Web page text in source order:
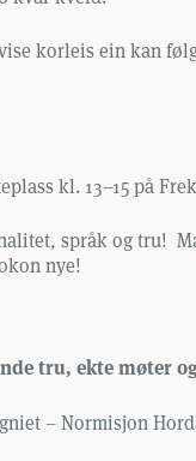
korleis ein kan
kl. 13–15 på
språk og tru!
nye!
tru, ekte møter
– Normisjon